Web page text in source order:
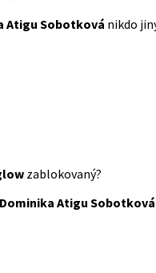
Atigu Sobotková nikdo
zablokovaný?
Dominika Atigu Sobotková